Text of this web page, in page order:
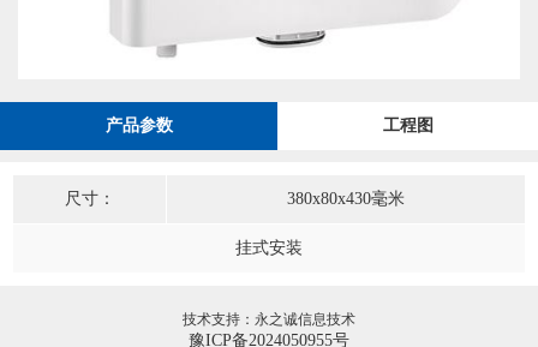
产品参数 工程图
尺寸： 380x80x430毫米
挂式安装
技术支持：永之诚信息技术
豫ICP备2024050955号